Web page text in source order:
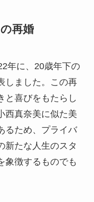
再婚
年に、20歳年下の
しました。この再
と喜びをもたらし
西真奈美に似た美
るため、プライバ
新たな人生のスタ
象徴するものでも